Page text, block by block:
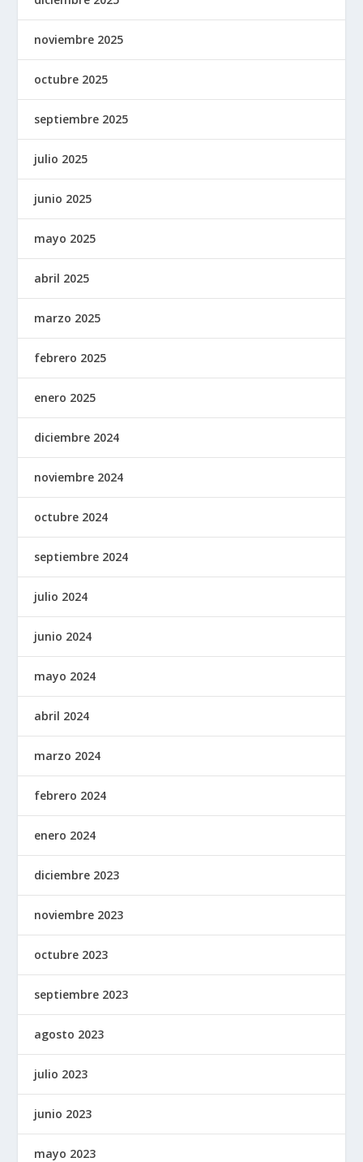
noviembre 2025
octubre 2025
septiembre 2025
julio 2025
junio 2025
mayo 2025
abril 2025
marzo 2025
febrero 2025
enero 2025
diciembre 2024
noviembre 2024
octubre 2024
septiembre 2024
julio 2024
junio 2024
mayo 2024
abril 2024
marzo 2024
febrero 2024
enero 2024
diciembre 2023
noviembre 2023
octubre 2023
septiembre 2023
agosto 2023
julio 2023
junio 2023
mayo 2023